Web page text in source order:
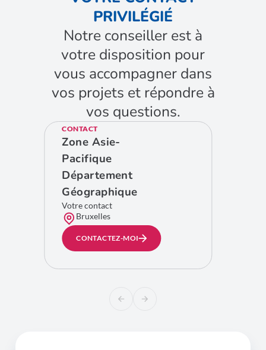
PRIVILÉGIÉ
Notre conseiller est à
votre disposition pour
vous accompagner dans
vos projets et répondre à
vos questions.
CONTACT
Zone Asie-
Pacifique
Département
Géographique
Votre contact
Bruxelles
CONTACTEZ-MOI